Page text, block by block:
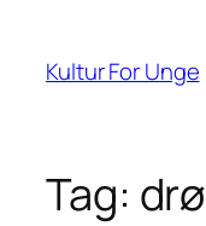
indhold
Kultur For Unge
Tag: